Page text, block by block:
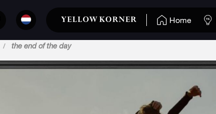
Home
the end of the day